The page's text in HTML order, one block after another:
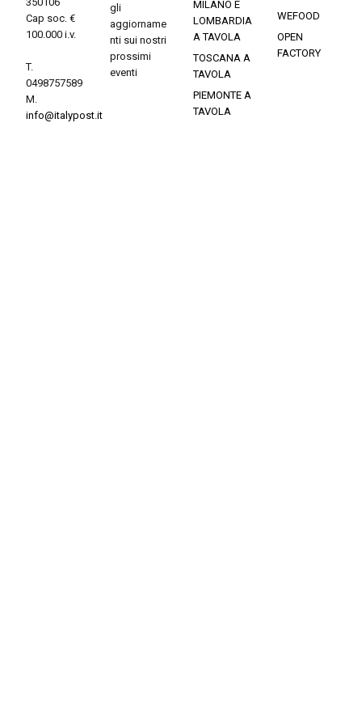
Cap soc. €
100.000 i.v.
T.
0498757589
M.
info@italypost.it
gli
aggiorname
nti sui nostri
prossimi
eventi
MILANO E
LOMBARDIA
A TAVOLA
TOSCANA A
TAVOLA
PIEMONTE A
TAVOLA
WEFOOD
OPEN
FACTORY